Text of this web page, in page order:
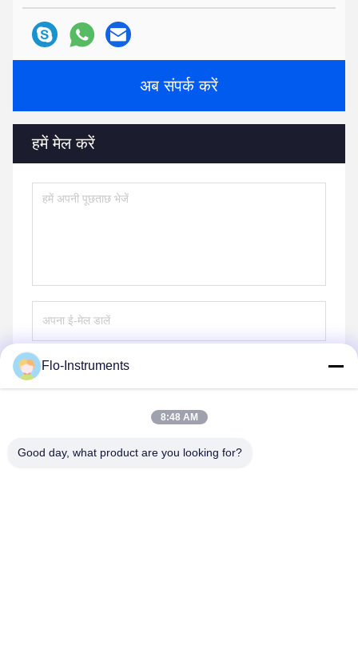
अब संपर्क करें
हमें मेल करें
भेजना
Flo-Instruments
8:48 AM
Good day, what product are you looking for?